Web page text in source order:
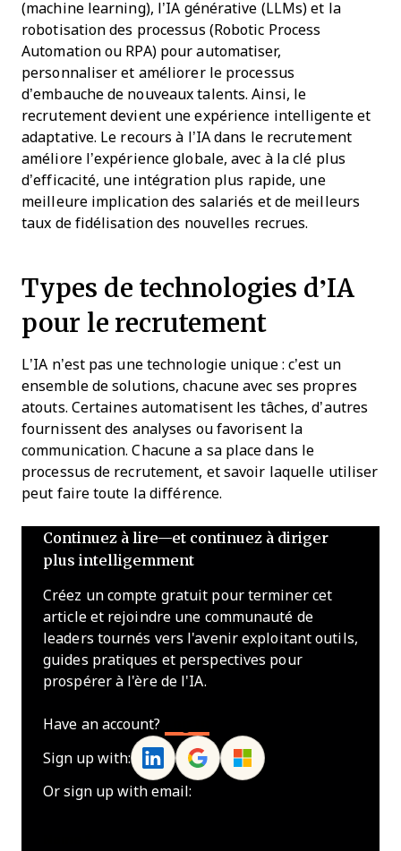
(machine learning), l’IA générative (LLMs) et la
robotisation des processus (Robotic Process
Automation ou RPA) pour automatiser,
personnaliser et améliorer le processus
d’embauche de nouveaux talents. Ainsi, le
recrutement devient une expérience intelligente et
adaptative. Le recours à l’IA dans le recrutement
améliore l’expérience globale, avec à la clé plus
d’efficacité, une intégration plus rapide, une
meilleure implication des salariés et de meilleurs
taux de fidélisation des nouvelles recrues.
Types de technologies d’IA
pour le recrutement
L’IA n’est pas une technologie unique : c’est un
ensemble de solutions, chacune avec ses propres
atouts. Certaines automatisent les tâches, d’autres
fournissent des analyses ou favorisent la
communication. Chacune a sa place dans le
processus de recrutement, et savoir laquelle utiliser
peut faire toute la différence.
Continuez à lire—et continuez à diriger
plus intelligemment
Créez un compte gratuit pour terminer cet
article et rejoindre une communauté de
leaders tournés vers l'avenir exploitant outils,
guides pratiques et perspectives pour
prospérer à l'ère de l'IA.
Have an account?
Sign up with:
Or sign up with email: